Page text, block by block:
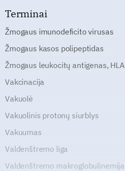
Terminai
Žmogaus imunodeficito virusas
Žmogaus kasos polipeptidas
Žmogaus leukocitų antigenas, HLA
Vakcinacija
Vakuolė
Vakuolinis protonų siurblys
Vakuumas
Valdenštremo liga
Valdenštremo makroglobulinemija